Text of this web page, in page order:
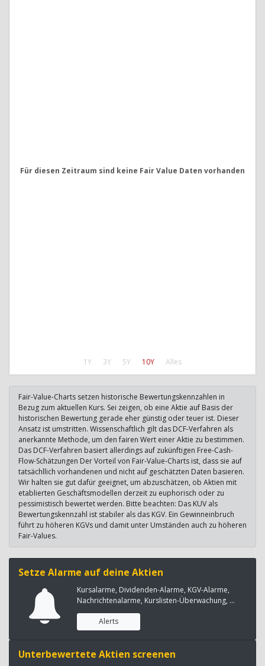
1Y 3Y 5Y 10Y Alles
Für diesen Zeitraum sind keine Fair Value Daten vorhanden
Fair-Value-Charts setzen historische Bewertungskennzahlen in
Bezug zum aktuellen Kurs. Sei zeigen, ob eine Aktie auf Basis der
historischen Bewertung gerade eher günstig oder teuer ist. Dieser
Ansatz ist umstritten. Wissenschaftlich gilt das DCF-Verfahren als
anerkannte Methode, um den fairen Wert einer Aktie zu bestimmen.
Das DCF-Verfahren basiert allerdings auf zukünftigen Free-Cash-
Flow-Schätzungen Der Vorteil von Fair-Value-Charts ist, dass sie auf
tatsächllich vorhandenen und nicht auf geschätzten Daten basieren.
Wir halten sie gut dafür geeignet, um abzuschätzen, ob Aktien mit
etablierten Geschäftsmodellen derzeit zu euphorisch oder zu
pessimistisch bewertet werden. Bitte beachten: Das KUV als
Bewertungskennzahl ist stabiler als das KGV. Ein Gewinneinbruch
führt zu höheren KGVs und damit unter Umständen auch zu höheren
Fair-Values.
Setze Alarme auf deine Aktien
Kursalarme, Dividenden-Alarme, KGV-Alarme,
Nachrichtenalarme, Kurslisten-Überwachung, ...
Alerts
Unterbewertete Aktien screenen